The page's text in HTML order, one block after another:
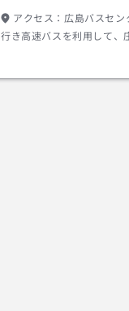
アクセス： 広島バスセン
行き高速バスを利用して、